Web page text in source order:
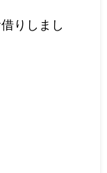
りしまし